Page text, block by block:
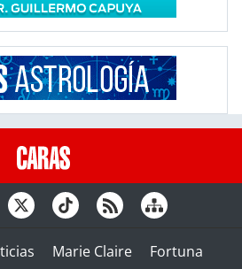
Marie Claire
Fortuna